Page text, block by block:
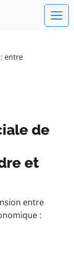
entre
de
et
entre
: